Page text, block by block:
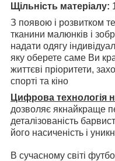
Щільність матеріалу:
З появою і розвитком
тканини малюнків і
надати одягу
яку оберете саме Ви
життєві пріоритети,
спорті та кіно
Цифрова технологія
дозволяє якнайкраще
деталізованість
його насиченість і
В сучасному світі